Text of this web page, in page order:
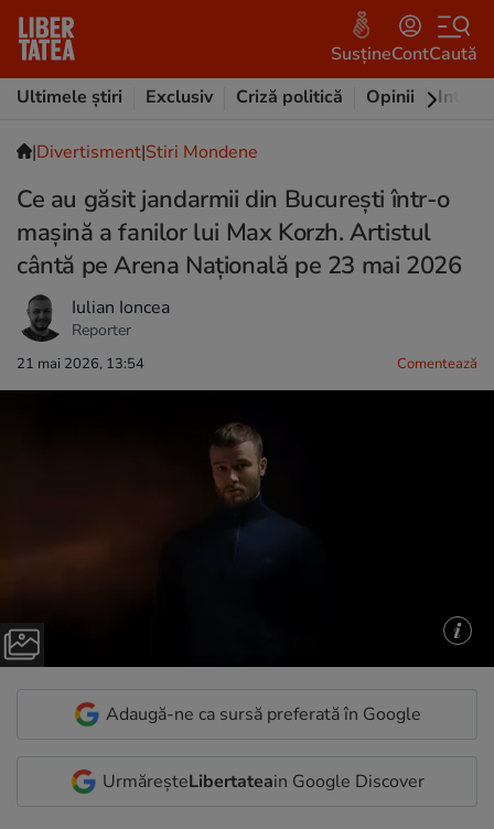
SusțineContCaută
Ultimele știri
Exclusiv Criză politică Opinii
|Divertisment|Stiri Mondene
Ce au găsit jandarmii din București într-o
mașină a fanilor lui Max Korzh. Artistul
cântă pe Arena Națională pe 23 mai 2026
Iulian Ioncea
Reporter
21 mai 2026, 13:54 Comentează
Adaugă-ne ca sursă preferată în Google
UrmăreșteLibertateain Google Discover